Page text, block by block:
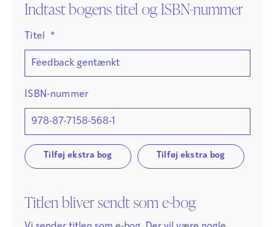
Indtast bogens titel og ISBN-nummer
Titel *
ISBN-nummer
Tilføj ekstra bog Tilføj ekstra bog
Titlen bliver sendt som e-bog